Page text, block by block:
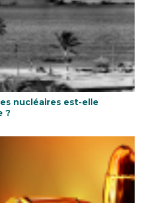
nucléaires est-elle
?